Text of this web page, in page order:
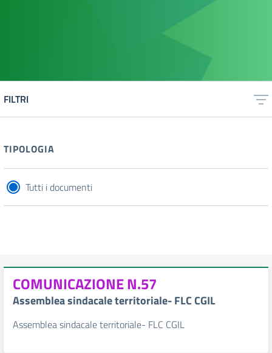
FILTRI
TIPOLOGIA
Tutti i documenti
COMUNICAZIONE N.57
Assemblea sindacale territoriale- FLC CGIL
Assemblea sindacale territoriale- FLC CGIL